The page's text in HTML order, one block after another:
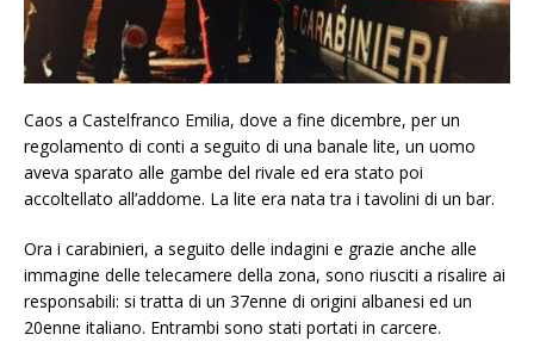
Caos a Castelfranco Emilia, dove a fine dicembre, per un
regolamento di conti a seguito di una banale lite, un uomo
aveva sparato alle gambe del rivale ed era stato poi
accoltellato all’addome. La lite era nata tra i tavolini di un bar.
Ora i carabinieri, a seguito delle indagini e grazie anche alle
immagine delle telecamere della zona, sono riusciti a risalire ai
responsabili: si tratta di un 37enne di origini albanesi ed un
20enne italiano. Entrambi sono stati portati in carcere.